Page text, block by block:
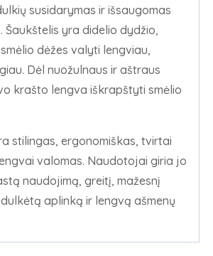
susidarymas ir išsaugomas
Šaukštelis yra didelio dydžio,
dėžes valyti lengviau,
Dėl nuožulnaus ir aštraus
krašto lengva iškrapštyti smėlio
stilingas, ergonomiškas, tvirtai
valomas. Naudotojai giria jo
naudojimą, greitį, mažesnį
aplinką ir lengvą ašmenų